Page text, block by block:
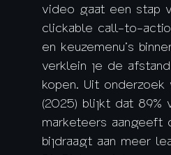
video gaat een stap
clickable call-to-
en keuzemenu’s
verklein je de
kopen. Uit onderzoek
(2025) blijkt dat 89%
marketeers
bijdraagt aan meer